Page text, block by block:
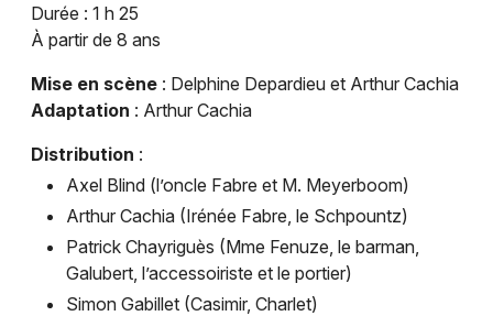
Sports
Soirées
Expos
Sorties & loisirs
Théâtre dans le Var
Paris
Toulouse
Toutes les villes
Durée : 1 h 25
À partir de 8 ans
Mise en scène : Delphine Depardieu et Arthur Cachia
Adaptation : Arthur Cachia
Distribution :
Axel Blind (l’oncle Fabre et M. Meyerboom)
Arthur Cachia (Irénée Fabre, le Schpountz)
Patrick Chayriguès (Mme Fenuze, le barman,
Galubert, l’accessoiriste et le portier)
Simon Gabillet (Casimir, Charlet)